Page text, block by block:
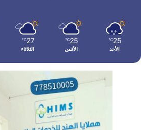
25
℃
الأحد
25
℃
الأثنين
27
℃
الثلاثاء